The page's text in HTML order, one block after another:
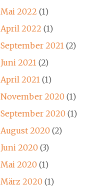
Mai 2022 (1)
April 2022 (1)
September 2021(2)
Juni 2021(2)
April 2021(1)
November 2020 (1)
September 2020 (1)
August 2020 (2)
Juni 2020 (3)
Mai 2020 (1)
März 2020 (1)